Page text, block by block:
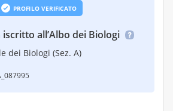
PROFILO VERIFICATO
all’Albo dei Biologi
dei Biologi (Sez. A)